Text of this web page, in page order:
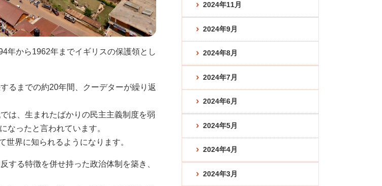
年から1962年までイギリスの保護領とし
るまでの約20年間、クーデターが繰り返
は、生まれたばかりの民主主義制度を弱
なったと言われています。
界に知られるようになります。
する特徴を併せ持った政治体制を築き、
2024年11月
2024年9月
2024年8月
2024年7月
2024年6月
2024年5月
2024年4月
2024年3月